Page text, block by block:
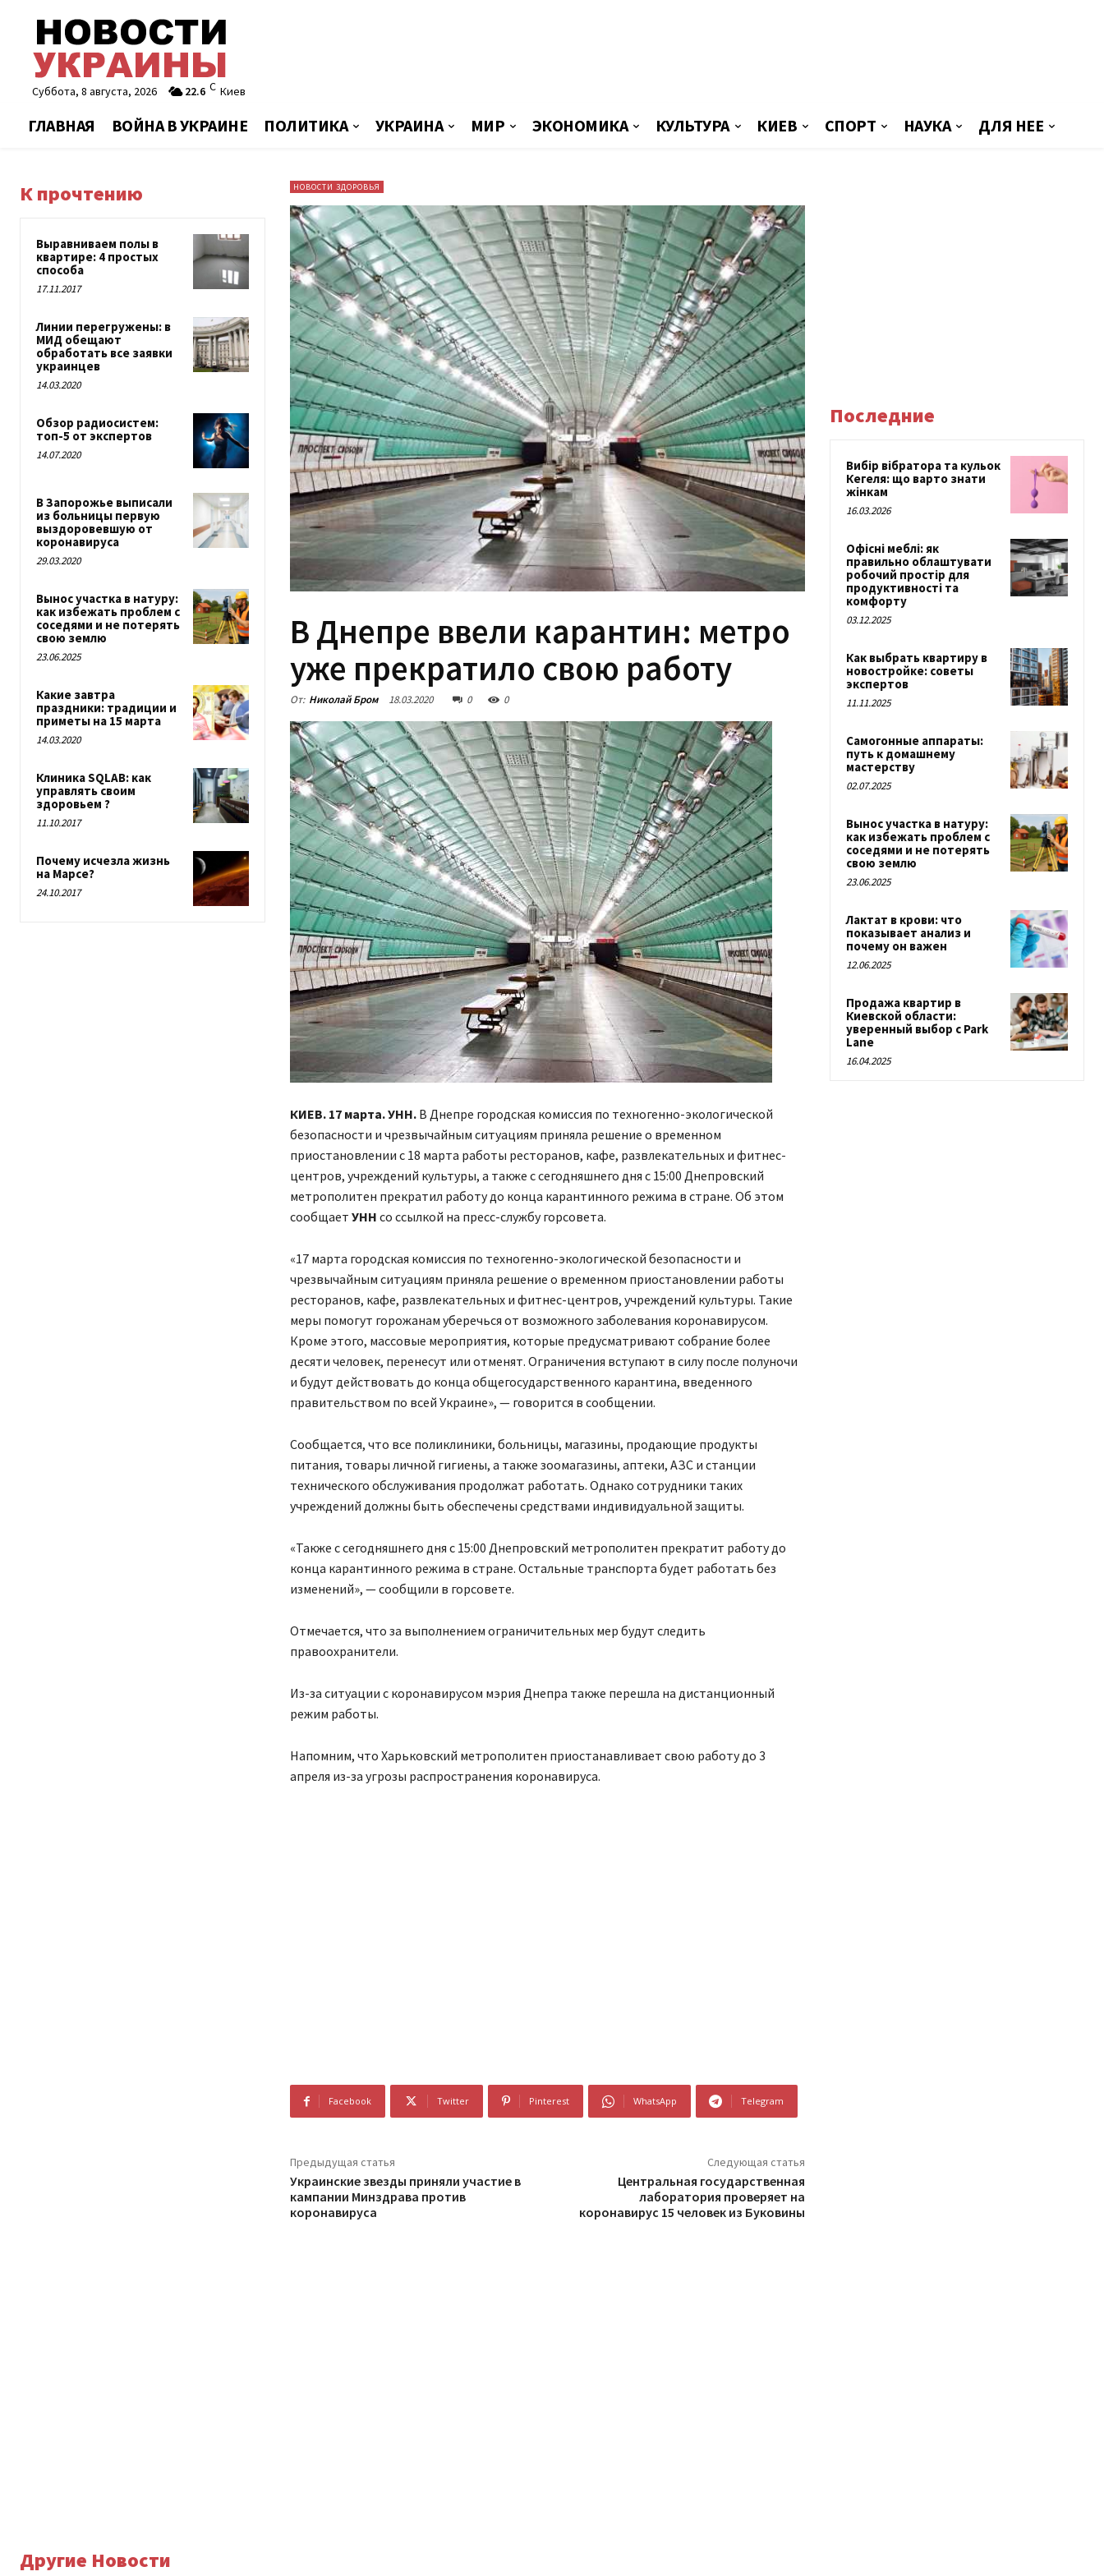
Суббота, 8 августа, 2026 22.6 C Киев
ГЛАВНАЯ ВОЙНА В УКРАИНЕ ПОЛИТИКА УКРАИНА МИР ЭКОНОМИКА КУЛЬТУРА КИЕВ СПОРТ НАУКА ДЛЯ НЕЕ
К прочтению
Выравниваем полы в
квартире: 4 простых
способа
17.11.2017
Линии перегружены: в
МИД обещают
обработать все заявки
украинцев
14.03.2020
Обзор радиосистем:
топ-5 от экспертов
14.07.2020
В Запорожье выписали
из больницы первую
выздоровевшую от
коронавируса
29.03.2020
Вынос участка в натуру:
как избежать проблем с
соседями и не потерять
свою землю
23.06.2025
Какие завтра
праздники: традиции и
приметы на 15 марта
14.03.2020
Клиника SQLAB: как
управлять своим
здоровьем ?
11.10.2017
Почему исчезла жизнь
на Марсе?
24.10.2017
НОВОСТИ ЗДОРОВЬЯ
В Днепре ввели карантин: метро
уже прекратило свою работу
От: Николай Бром 18.03.2020 0 0
КИЕВ. 17 марта. УНН.В Днепре городская комиссия по техногенно-экологической
безопасности и чрезвычайным ситуациям приняла решение о временном
приостановлении с 18 марта работы ресторанов, кафе, развлекательных и фитнес-
центров, учреждений культуры, а также с сегодняшнего дня с 15:00 Днепровский
метрополитен прекратил работу до конца карантинного режима в стране. Об этом
сообщает УНН со ссылкой на пресс-службу горсовета.
«17 марта городская комиссия по техногенно-экологической безопасности и
чрезвычайным ситуациям приняла решение о временном приостановлении работы
ресторанов, кафе, развлекательных и фитнес-центров, учреждений культуры. Такие
меры помогут горожанам уберечься от возможного заболевания коронавирусом.
Кроме этого, массовые мероприятия, которые предусматривают собрание более
десяти человек, перенесут или отменят. Ограничения вступают в силу после полуночи
и будут действовать до конца общегосударственного карантина, введенного
правительством по всей Украине», — говорится в сообщении.
Сообщается, что все поликлиники, больницы, магазины, продающие продукты
питания, товары личной гигиены, а также зоомагазины, аптеки, АЗС и станции
технического обслуживания продолжат работать. Однако сотрудники таких
учреждений должны быть обеспечены средствами индивидуальной защиты.
«Также с сегодняшнего дня с 15:00 Днепровский метрополитен прекратит работу до
конца карантинного режима в стране. Остальные транспорта будет работать без
изменений», — сообщили в горсовете.
Отмечается, что за выполнением ограничительных мер будут следить
правоохранители.
Из-за ситуации с коронавирусом мэрия Днепра также перешла на дистанционный
режим работы.
Напомним, что Харьковский метрополитен приостанавливает свою работу до 3
апреля из-за угрозы распространения коронавируса.
Facebook Twitter Pinterest WhatsApp Telegram
Предыдущая статья
Украинские звезды приняли участие в
кампании Минздрава против
коронавируса
Следующая статья
Центральная государственная
лаборатория проверяет на
коронавирус 15 человек из Буковины
Другие Новости
Последние
Вибір вібратора та кульок
Кегеля: що варто знати
жінкам
16.03.2026
Офісні меблі: як
правильно облаштувати
робочий простір для
продуктивності та
комфорту
03.12.2025
Как выбрать квартиру в
новостройке: советы
экспертов
11.11.2025
Самогонные аппараты:
путь к домашнему
мастерству
02.07.2025
Вынос участка в натуру:
как избежать проблем с
соседями и не потерять
свою землю
23.06.2025
Лактат в крови: что
показывает анализ и
почему он важен
12.06.2025
Продажа квартир в
Киевской области:
уверенный выбор с Park
Lane
16.04.2025